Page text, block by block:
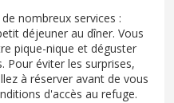
nombreux services :
déjeuner au dîner. Vous
pique-nique et déguster
Pour éviter les surprises,
à réserver avant de vous
d'accès au refuge.